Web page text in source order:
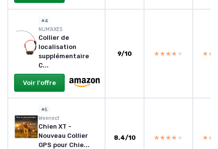
#4
NUM'AXES
Collier de
localisation
supplémentaire
C...
Voir l'offre
9/10 ★★★★★
★★★★★
#5
Weenect
Chien XT -
Nouveau Collier
GPS pour Chie...
8.4/10 ★★★★★
★★★★★